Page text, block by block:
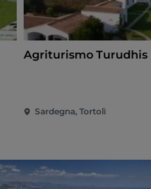
Agriturismo Turudhis
Sardegna, Tortolì